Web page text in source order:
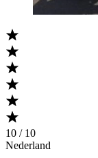
10 / 10
Nederland